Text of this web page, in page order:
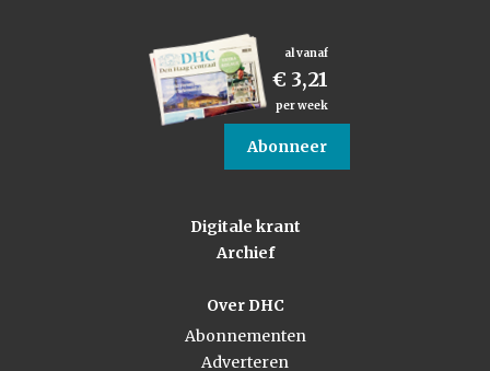
al vanaf
€ 3,21
per week
Abonneer
Digitale krant
Archief
Over DHC
Abonnementen
Adverteren